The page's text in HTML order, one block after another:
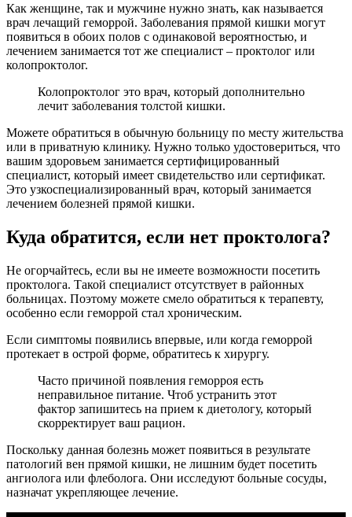
Как женщине, так и мужчине нужно знать, как называется
врач лечащий геморрой. Заболевания прямой кишки могут
появиться в обоих полов с одинаковой вероятностью, и
лечением занимается тот же специалист – проктолог или
колопроктолог.
Колопроктолог это врач, который дополнительно
лечит заболевания толстой кишки.
Можете обратиться в обычную больницу по месту жительства
или в приватную клинику. Нужно только удостовериться, что
вашим здоровьем занимается сертифицированный
специалист, который имеет свидетельство или сертификат.
Это узкоспециализированный врач, который занимается
лечением болезней прямой кишки.
Куда обратится, если нет проктолога?
Не огорчайтесь, если вы не имеете возможности посетить
проктолога. Такой специалист отсутствует в районных
больницах. Поэтому можете смело обратиться к терапевту,
особенно если геморрой стал хроническим.
Если симптомы появились впервые, или когда геморрой
протекает в острой форме, обратитесь к хирургу.
Часто причиной появления геморроя есть
неправильное питание. Чтоб устранить этот
фактор запишитесь на прием к диетологу, который
скорректирует ваш рацион.
Поскольку данная болезнь может появиться в результате
патологий вен прямой кишки, не лишним будет посетить
ангиолога или флеболога. Они исследуют больные сосуды,
назначат укрепляющее лечение.